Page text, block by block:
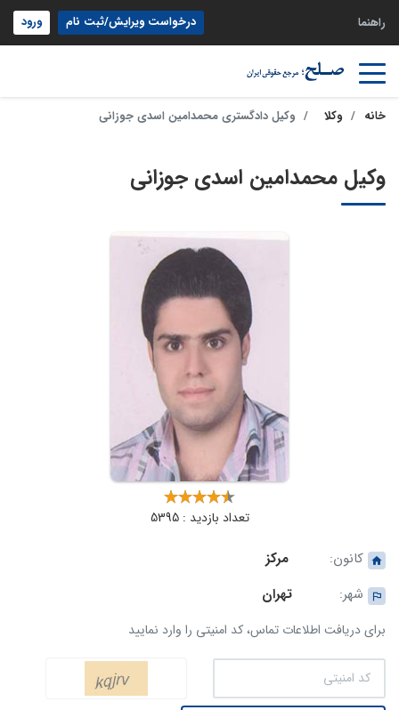
راهنما درخواست ویرایش/ثبت نام ورود
خانه وکلا وکیل دادگستری محمدامین اسدی جوزانی
وکیل محمدامین اسدی جوزانی
تعداد بازدید : 5395
کانون:
مرکز
شهر:
تهران
برای دریافت اطلاعات تماس، کد امنیتی را وارد نمایید